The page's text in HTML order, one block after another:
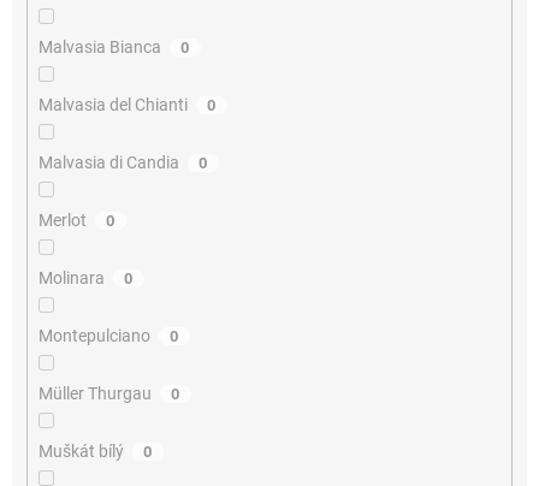
Malvasia Bianca 0
Malvasia del Chianti 0
Malvasia di Candia 0
Merlot 0
Molinara 0
Montepulciano 0
Müller Thurgau 0
Muškát bílý 0